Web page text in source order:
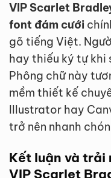
VIP Scarlet
font đám cưới
gõ tiếng Việt.
hay thiếu ký tự khi
Phông chữ này
mềm thiết kế
Illustrator hay
trở nên nhanh
Kết luận và trải
VIP Scarlet